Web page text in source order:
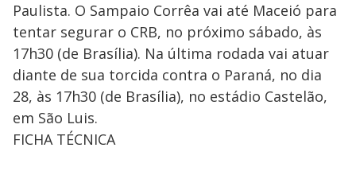
Paulista. O Sampaio Corrêa vai até Maceió para
tentar segurar o CRB, no próximo sábado, às
17h30 (de Brasília). Na última rodada vai atuar
diante de sua torcida contra o Paraná, no dia
28, às 17h30 (de Brasília), no estádio Castelão,
em São Luis.
FICHA TÉCNICA